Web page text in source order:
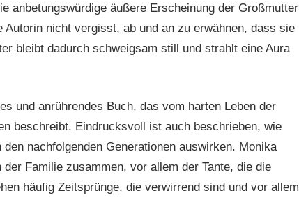
anbetungswürdige äußere Erscheinung der Großmutter
nicht vergisst, ab und an zu erwähnen, dass sie
bleibt dadurch schweigsam still und strahlt eine Aura
und anrührendes Buch, das vom harten Leben der
beschreibt. Eindrucksvoll ist auch beschrieben, wie
nachfolgenden Generationen auswirken. Monika
Familie zusammen, vor allem der Tante, die die
häufig Zeitsprünge, die verwirrend sind und vor allem